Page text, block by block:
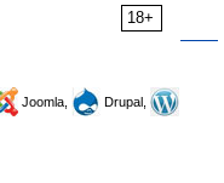
18+
Joomla,
Drupal,